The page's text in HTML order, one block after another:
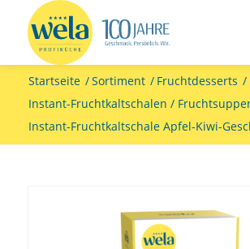
Startseite /Sortiment / Fruchtdesserts /
Instant-Fruchtkaltschalen /
Instant-Fruchtkaltschale Apfel-Kiwi-